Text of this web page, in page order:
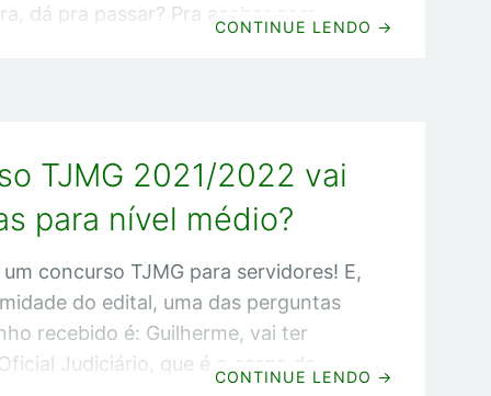
dá pra passar? Pra acabar com
conhece, meu nome é Guilherme
eu já fui aprovado e nomeado em
CONTINUE LENDO →
TJMG 2021/2022 vai
para nível médio?
um concurso TJMG para servidores! E,
do edital, uma das perguntas
recebido é: Guilherme, vai ter
Judiciário, que é o cargo de
CONTINUE LENDO →